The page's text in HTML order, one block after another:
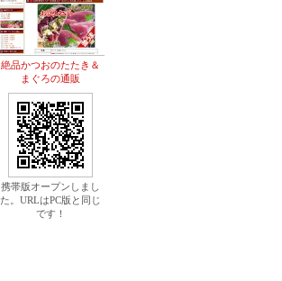
絶品かつおのたたき＆
まぐろの通販
携帯版オープンしまし
た。URLはPC版と同じ
です！